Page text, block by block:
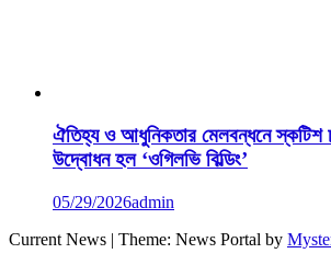
ঐতিহ্য ও আধুনিকতার মেলবন্ধনে স্কটিশ
উদ্বোধন হল ‘ওগিলভি বিল্ডিং’
05/29/2026admin
Current News | Theme: News Portal by